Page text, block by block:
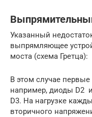
Указанный
выпрямляющее
моста (схема Гретца):
В этом случае первые
например, диоды D2
D3. На нагрузке
вторичного